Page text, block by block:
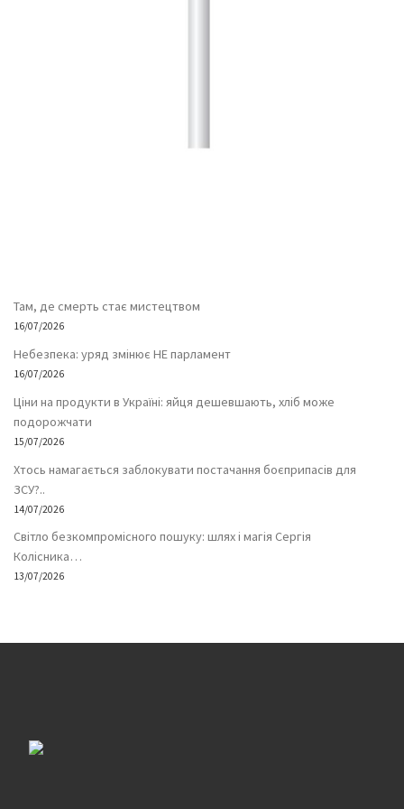
Там, де смерть стає мистецтвом
16/07/2026
Небезпека: уряд змінює НЕ парламент
16/07/2026
Ціни на продукти в Україні: яйця дешевшають, хліб може
подорожчати
15/07/2026
Хтось намагається заблокувати постачання боєприпасів для
ЗСУ?..
14/07/2026
Світло безкомпромісного пошуку: шлях і магія Сергія
Колісника…
13/07/2026